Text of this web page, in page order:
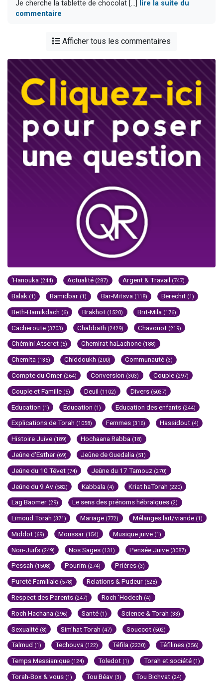
Je cherche la tablette de chocolat [...]
lire la suite du
commentaire
Afficher tous les commentaires
'Hanouka (244) Actualité (287) Argent & Travail (747)
Balak (1) Bamidbar (1) Bar-Mitsva (118) Berechit (1)
Beth-Hamikdach (6) Brakhot (1520) Brit-Mila (176)
Cacheroute (3703) Chabbath (2429) Chavouot (219)
Chémini Atseret (5) Chemirat haLachone (188)
Chemita (135) Chiddoukh (200) Communauté (3)
Compte du Omer (264) Conversion (303) Couple (297)
Couple et Famille (5) Deuil (1102) Divers (5037)
Education (1) Education (1) Education des enfants (244)
Explications de Torah (1058) Femmes (316) Hassidout (4)
Histoire Juive (189) Hochaana Rabba (18)
Jeûne d'Esther (69) Jeûne de Guedalia (51)
Jeûne du 10 Tévet (74) Jeûne du 17 Tamouz (270)
Jeûne du 9 Av (582) Kabbala (4) Kriat haTorah (220)
Lag Baomer (29) Le sens des prénoms hébraïques (2)
Limoud Torah (371) Mariage (772) Mélanges lait/viande (1)
Middot (69) Moussar (154) Musique juive (1)
Non-Juifs (249) Nos Sages (131) Pensée Juive (3087)
Pessah (1508) Pourim (274) Prières (3)
Pureté Familiale (578) Relations & Pudeur (528)
Respect des Parents (247) Roch 'Hodech (4)
Roch Hachana (296) Santé (1) Science & Torah (33)
Sexualité (8) Sim'hat Torah (47) Souccot (502)
Talmud (1) Techouva (122) Téfila (2230) Téfilines (356)
Temps Messianique (124) Toledot (1) Torah et société (1)
Torah-Box & vous (1) Tou Béav (3) Tou Bichvat (24)